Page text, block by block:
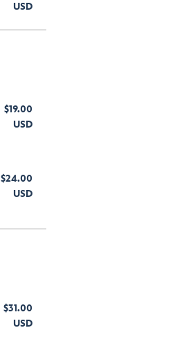
USD
$19.00
USD
$24.00
USD
$31.00
USD